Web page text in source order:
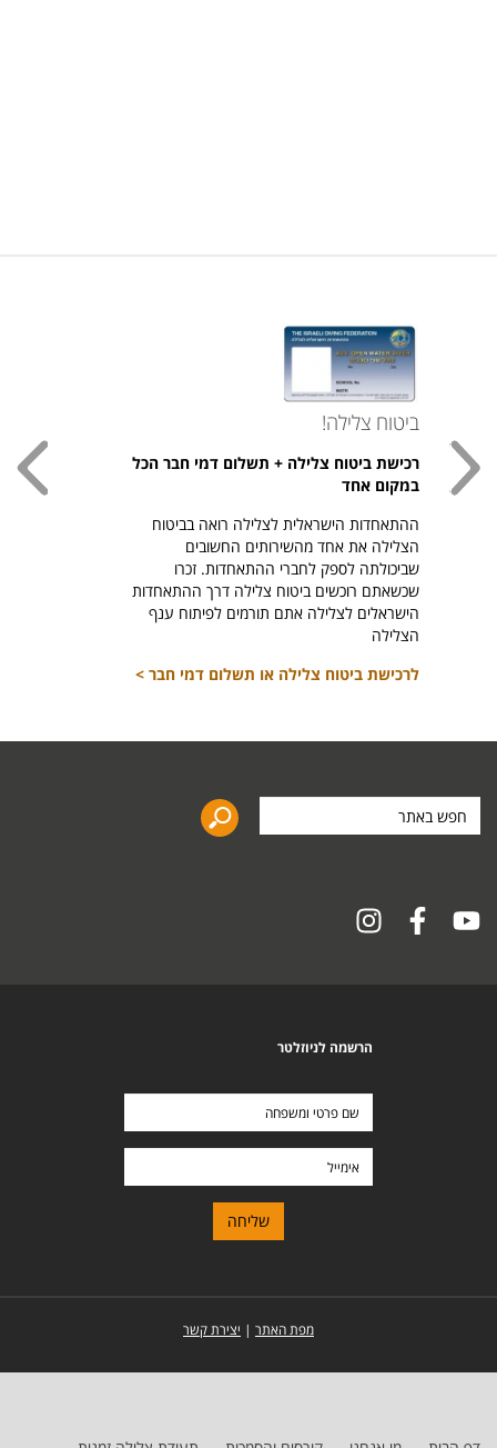
ביטוח צלילה!
רכישת ביטוח צלילה + תשלום דמי חבר הכל
במקום אחד
ההתאחדות הישראלית לצלילה רואה בביטוח
הצלילה את אחד מהשירותים החשובים
שביכולתה לספק לחברי ההתאחדות. זכרו
שכשאתם רוכשים ביטוח צלילה דרך ההתאחדות
הישראלים לצלילה אתם תורמים לפיתוח ענף
הצלילה
לרכישת ביטוח צלילה או תשלום דמי חבר >
באתר
הרשמה לניוזלטר
מפת האתר | יצירת קשר